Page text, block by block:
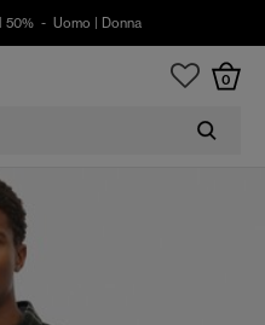
50% - Uomo Donna
0